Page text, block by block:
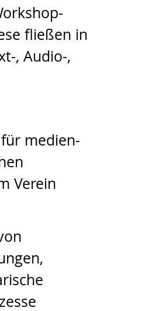
fließen in
, Audio-,
medien-
Verein